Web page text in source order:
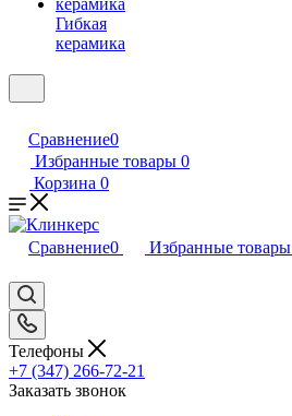
Гибкая
керамика
Сравнение0
Избранные товары 0
Корзина 0
Сравнение0 Избранные товары
Телефоны
+7 (347) 266-72-21
Заказать звонок